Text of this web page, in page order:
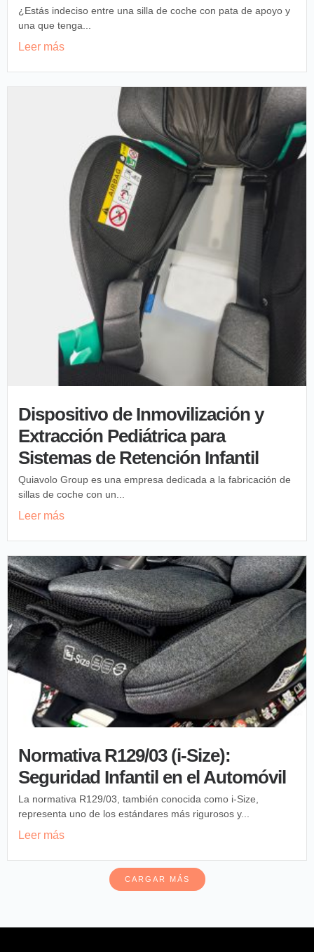
¿Estás indeciso entre una silla de coche con pata de apoyo y
una que tenga...
Leer más
Dispositivo de Inmovilización y
Extracción Pediátrica para
Sistemas de Retención Infantil
Quiavolo Group es una empresa dedicada a la fabricación de
sillas de coche con un...
Leer más
Normativa R129/03 (i-Size):
Seguridad Infantil en el Automóvil
La normativa R129/03, también conocida como i-Size,
representa uno de los estándares más rigurosos y...
Leer más
CARGAR MÁS